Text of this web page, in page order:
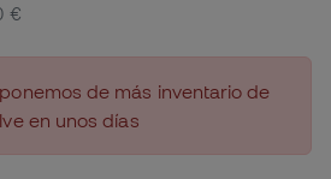
€
de más inventario de
en unos días